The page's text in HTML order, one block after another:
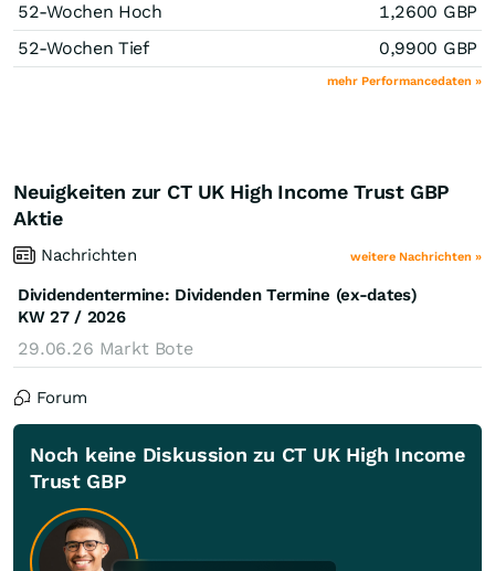
52-Wochen Hoch 1,2600 GBP
52-Wochen Tief
0,9900 GBP
mehr Performancedaten »
Neuigkeiten zur CT UK High Income Trust GBP
Aktie
Nachrichten weitere Nachrichten »
Dividendentermine: Dividenden Termine (ex-dates)
KW 27 / 2026
29.06.26 Markt Bote
Forum
Noch keine Diskussion zu CT UK High Income
Trust GBP